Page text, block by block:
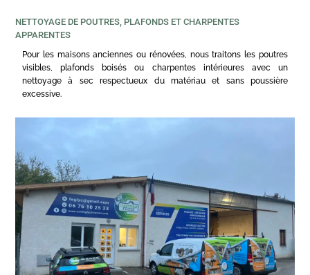
NETTOYAGE DE POUTRES, PLAFONDS ET CHARPENTES
APPARENTES
Pour les maisons anciennes ou rénovées, nous traitons les poutres
visibles, plafonds boisés ou charpentes intérieures avec un
nettoyage à sec respectueux du matériau et sans poussière
excessive.